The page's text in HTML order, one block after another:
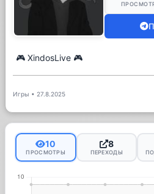
🎮 XindosLive 🎮
Игры • 27.8.2025
10
ПРОСМОТРЫ
8
ПЕРЕХОДЫ